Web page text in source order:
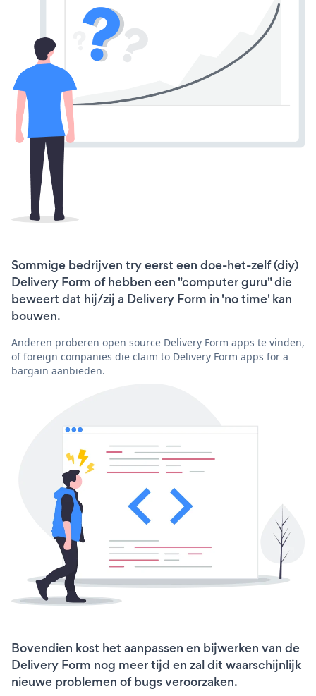
Sommige bedrijven try eerst een doe-het-zelf (diy)
Delivery Form of hebben een "computer guru" die
beweert dat hij/zij a Delivery Form in 'no time' kan
bouwen.
Anderen proberen open source Delivery Form apps te vinden,
of foreign companies die claim to Delivery Form apps for a
bargain aanbieden.
Bovendien kost het aanpassen en bijwerken van de
Delivery Form nog meer tijd en zal dit waarschijnlijk
nieuwe problemen of bugs veroorzaken.